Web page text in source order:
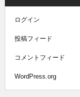
ログイン
投稿フィード
コメントフィード
WordPress.org